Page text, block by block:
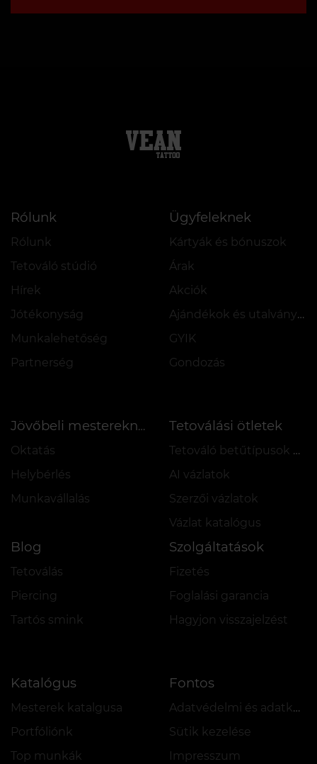
Rólunk
Rólunk
Tetováló stúdió
Hírek
Jótékonyság
Munkalehetőség
Partnerség
Ügyfeleknek
Kártyák és bónuszok
Árak
Akciók
Ajándékok és utalványok
GYIK
Gondozás
Jövőbeli mestereknek
Oktatás
Helybérlés
Munkavállalás
Tetoválási ötletek
Tetováló betűtípusok online
AI vázlatok
Szerzői vázlatok
Vázlat katalógus
Blog
Tetoválás
Piercing
Tartós smink
Szolgáltatások
Fizetés
Foglalási garancia
Hagyjon visszajelzést
Katalógus
Mesterek katalgusa
Portfóliónk
Top munkák
Fontos
Adatvédelmi és adatkezelési szabályzat
Sütik kezelése
Impresszum